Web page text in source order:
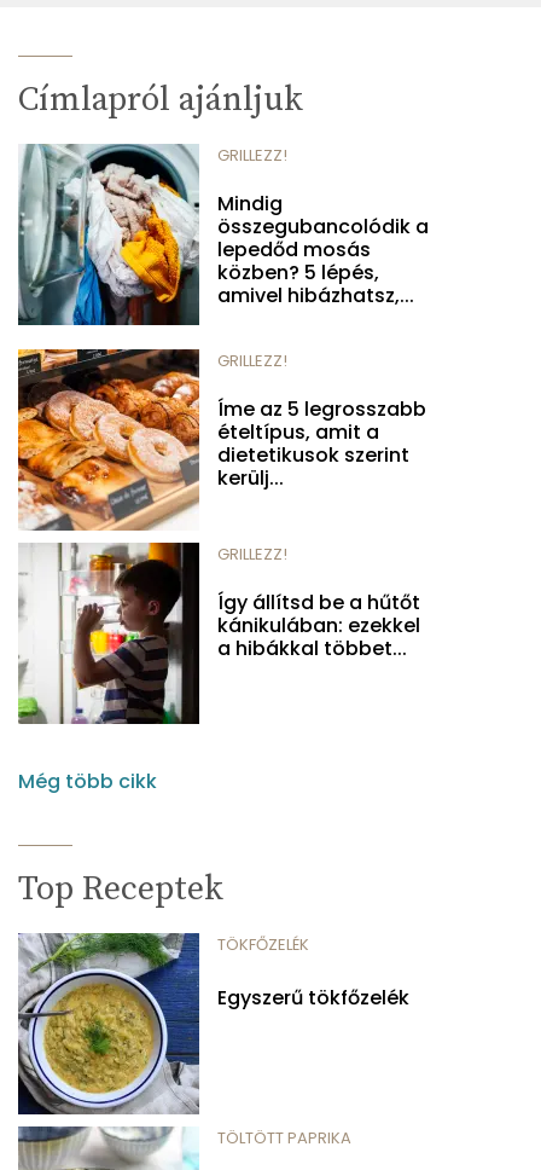
Címlapról ajánljuk
GRILLEZZ!
Mindig
összegubancolódik a
lepedőd mosás
közben? 5 lépés,
amivel hibázhatsz,...
GRILLEZZ!
Íme az 5 legrosszabb
ételtípus, amit a
dietetikusok szerint
kerülj...
GRILLEZZ!
Így állítsd be a hűtőt
kánikulában: ezekkel
a hibákkal többet...
Még több cikk
Top Receptek
TÖKFŐZELÉK
Egyszerű tökfőzelék
TÖLTÖTT PAPRIKA